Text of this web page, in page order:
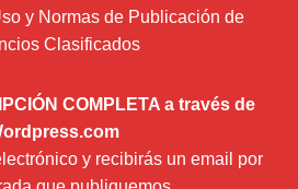
y Normas de Publicación de
Clasificados
COMPLETA a través de
y recibirás un email por